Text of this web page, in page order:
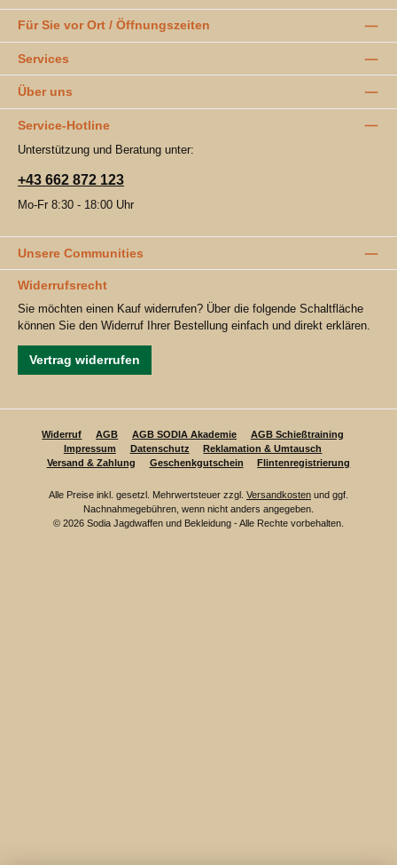
Für Sie vor Ort / Öffnungszeiten
Services
Über uns
Service-Hotline
Unterstützung und Beratung unter:
+43 662 872 123
Mo-Fr 8:30 - 18:00 Uhr
Unsere Communities
Widerrufsrecht
Sie möchten einen Kauf widerrufen? Über die folgende Schaltfläche
können Sie den Widerruf Ihrer Bestellung einfach und direkt erklären.
Vertrag widerrufen
Widerruf AGB AGB SODIA Akademie
AGB Schießtraining
Impressum
Datenschutz
Reklamation & Umtausch
Versand & Zahlung
Geschenkgutschein Flintenregistrierung
Alle Preise inkl. gesetzl. Mehrwertsteuer zzgl. Versandkosten und ggf.
Nachnahmegebühren, wenn nicht anders angegeben.
© 2026 Sodia Jagdwaffen und Bekleidung - Alle Rechte vorbehalten.